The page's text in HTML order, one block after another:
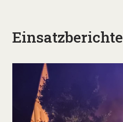
Einsatzberichte